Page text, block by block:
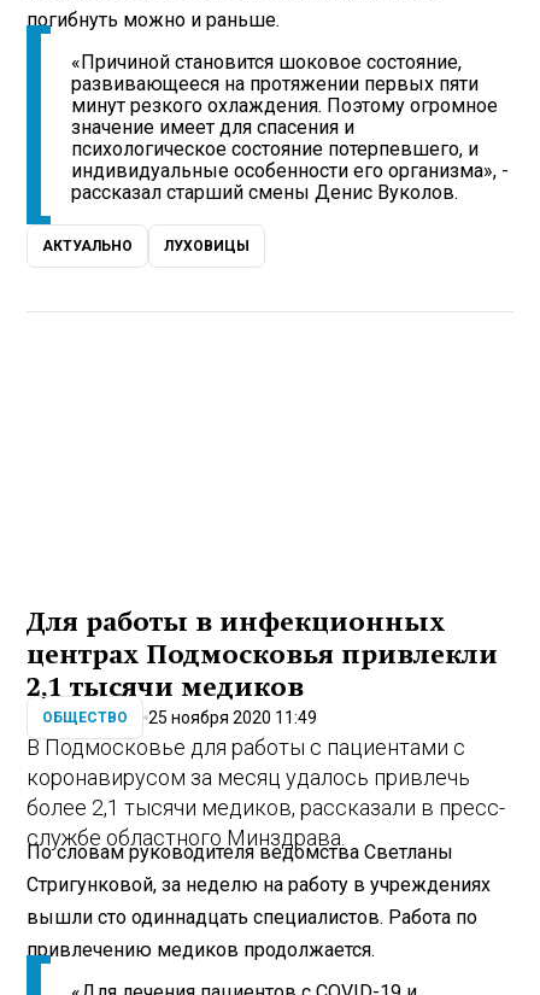
погибнуть можно и раньше.
«Причиной становится шоковое состояние,
развивающееся на протяжении первых пяти
минут резкого охлаждения. Поэтому огромное
значение имеет для спасения и
психологическое состояние потерпевшего, и
индивидуальные особенности его организма», -
рассказал старший смены Денис Вуколов.
АКТУАЛЬНО ЛУХОВИЦЫ
Для работы в инфекционных
центрах Подмосковья привлекли
2,1 тысячи медиков
ОБЩЕСТВО 25 ноября 2020 11:49
В Подмосковье для работы с пациентами с
коронавирусом за месяц удалось привлечь
более 2,1 тысячи медиков, рассказали в пресс-
службе областного Минздрава.
По словам руководителя ведомства Светланы
Стригунковой, за неделю на работу в учреждениях
вышли сто одиннадцать специалистов. Работа по
привлечению медиков продолжается.